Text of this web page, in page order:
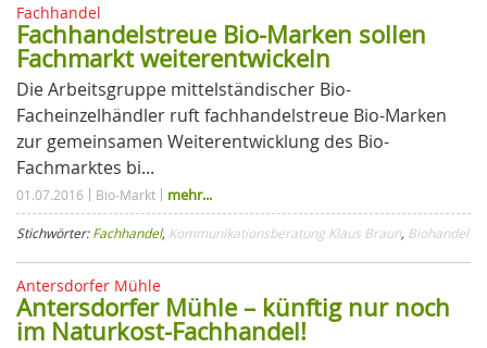
Fachhandel
Fachhandelstreue Bio-Marken sol­len
Fachmarkt weiterentwickeln
Die Arbeitsgruppe mittelständischer Bio-
Facheinzelhändler ruft fachhandelstreue Bio-Marken
zur gemeinsamen Weiterentwicklung des Bio-
Fachmarktes bi...
01.07.2016 Bio-Markt mehr...
Stichwörter:Fachhandel, Kommunikationsberatung Klaus Braun, Biohandel
Antersdorfer Mühle
Antersdorfer Mühle – künftig nur noch
im Naturkost-Fachhandel!